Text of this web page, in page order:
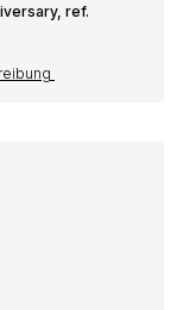
ref.